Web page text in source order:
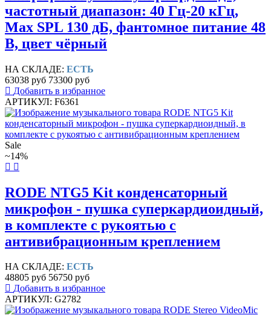
частотный диапазон: 40 Гц-20 кГц,
Max SPL 130 дБ, фантомное питание 48
В, цвет чёрный
НА СКЛАДЕ: ЕСТЬ
63038 руб 73300 руб
Добавить в избранное
АРТИКУЛ: F6361
Sale
~14%
RODE NTG5 Kit конденсаторный
микрофон - пушка суперкардиоидный,
в комплекте с рукоятью с
антивибрационным креплением
НА СКЛАДЕ: ЕСТЬ
48805 руб 56750 руб
Добавить в избранное
АРТИКУЛ: G2782